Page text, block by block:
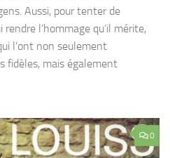
Aussi, pour tenter de
l’hommage qu’il mérite,
l’ont non seulement
fidèles, mais également
0